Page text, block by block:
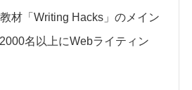
材「Writing Hacks」のメイン
名以上にWebライティン